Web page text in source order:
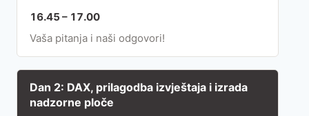
16.45 – 17.00
Vaša pitanja i naši odgovori!
Dan 2: DAX, prilagodba izvještaja i izrada
nadzorne ploče